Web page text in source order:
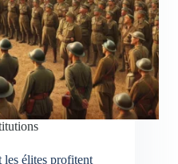
les élites profitent